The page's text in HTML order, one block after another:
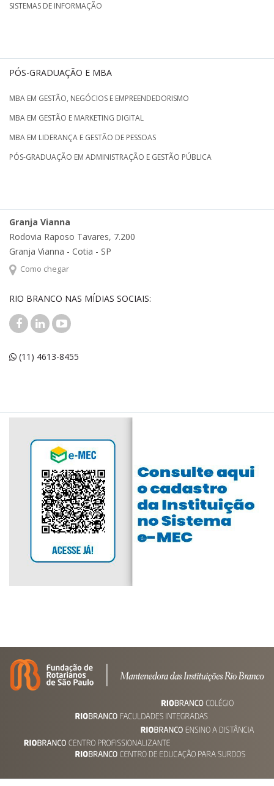
SISTEMAS DE INFORMAÇÃO
PÓS-GRADUAÇÃO E MBA
MBA EM GESTÃO, NEGÓCIOS E EMPREENDEDORISMO
MBA EM GESTÃO E MARKETING DIGITAL
MBA EM LIDERANÇA E GESTÃO DE PESSOAS
PÓS-GRADUAÇÃO EM ADMINISTRAÇÃO E GESTÃO PÚBLICA
Granja Vianna
Rodovia Raposo Tavares, 7.200
Granja Vianna - Cotia - SP
Como chegar
RIO BRANCO NAS MÍDIAS SOCIAIS:
(11) 4613-8455